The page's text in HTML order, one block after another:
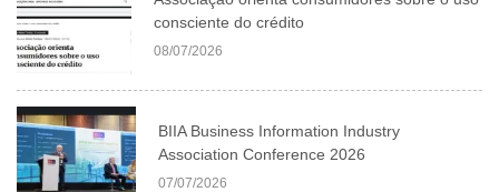
consciente do crédito
08/07/2026
BIIA Business Information Industry
Association Conference 2026
07/07/2026